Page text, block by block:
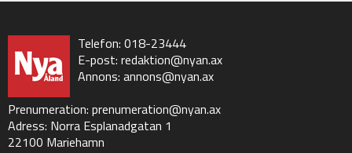
Telefon: 018-23444
E-post: redaktion@nyan.ax
Annons: annons@nyan.ax
Prenumeration: prenumeration@nyan.ax
Adress: Norra Esplanadgatan 1
22100 Mariehamn